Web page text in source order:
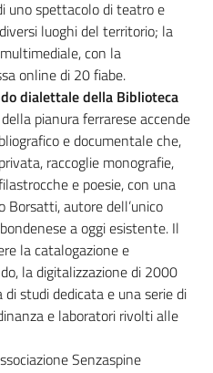
uno spettacolo di teatro e
luoghi del territorio; la
con la
online di 20 fiabe.
dialettale della Biblioteca
pianura ferrarese accende
e documentale che,
raccoglie monografie,
e poesie, con una
Borsatti, autore dell’unico
a oggi esistente. Il
la catalogazione e
la digitalizzazione di 2000
studi dedicata e una serie di
e laboratori rivolti alle
Senzaspine